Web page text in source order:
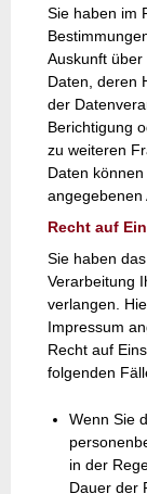
Sie haben im
Auskunft
Daten, deren
der
Berichtigung
zu weiteren
Daten
angegebenen
Recht auf
Sie haben
Verarbeitung
verlangen.
Impressum
Recht auf
folgenden
Wenn Sie
in der
Dauer der